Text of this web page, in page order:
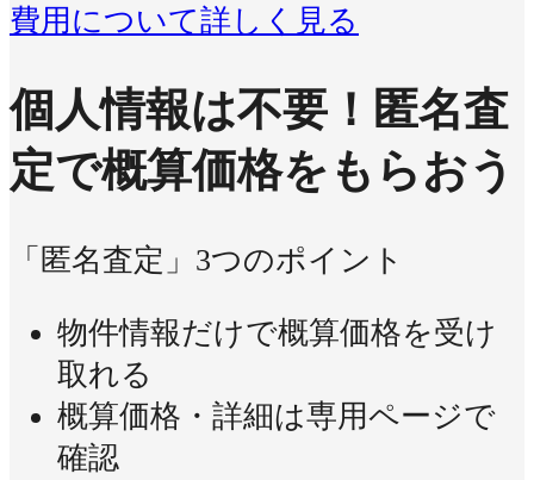
費用について詳しく見る
個人情報は不要！ 匿名査
定で概算価格をもらおう
「匿名査定」3つのポイント
物件情報だけで概算価格を受け
取れる
概算価格・詳細は専用ページで
確認